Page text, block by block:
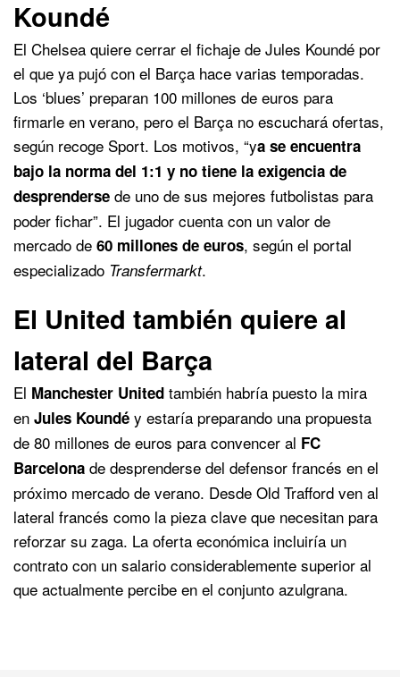
Koundé
El Chelsea quiere cerrar el fichaje de Jules Koundé por
el que ya pujó con el Barça hace varias temporadas.
Los ‘blues’ preparan 100 millones de euros para
firmarle en verano, pero el Barça no escuchará ofertas,
según recoge Sport. Los motivos, “ya se encuentra
bajo la norma del 1:1 y no tiene la exigencia de
desprenderse de uno de sus mejores futbolistas para
poder fichar”. El jugador cuenta con un valor de
mercado de 60 millones de euros, según el portal
especializado Transfermarkt.
El United también quiere al
lateral del Barça
El Manchester United también habría puesto la mira
en Jules Koundé y estaría preparando una propuesta
de 80 millones de euros para convencer al FC
Barcelona de desprenderse del defensor francés en el
próximo mercado de verano. Desde Old Trafford ven al
lateral francés como la pieza clave que necesitan para
reforzar su zaga. La oferta económica incluiría un
contrato con un salario considerablemente superior al
que actualmente percibe en el conjunto azulgrana.